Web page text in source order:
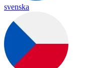
svenska